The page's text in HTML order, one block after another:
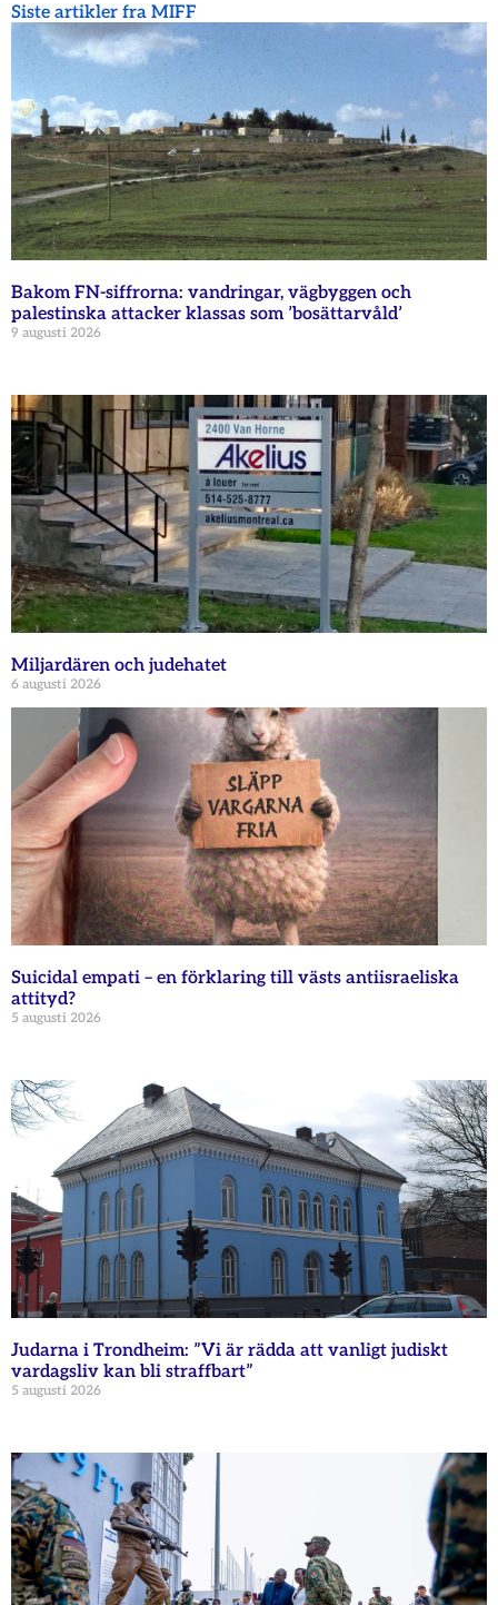
Siste artikler fra MIFF
Bakom FN-siffrorna: vandringar, vägbyggen och
palestinska attacker klassas som ’bosättarvåld’
9 augusti 2026
Miljardären och judehatet
6 augusti 2026
Suicidal empati – en förklaring till västs antiisraeliska
attityd?
5 augusti 2026
Judarna i Trondheim: ”Vi är rädda att vanligt judiskt
vardagsliv kan bli straffbart”
5 augusti 2026